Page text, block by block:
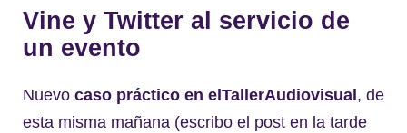
Vine y Twitter al servicio de
un evento
Nuevo caso práctico en elTallerAudiovisual , de
esta misma mañana (escribo el post en la tarde